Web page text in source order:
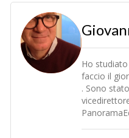
Ho
faccio il
. Sono